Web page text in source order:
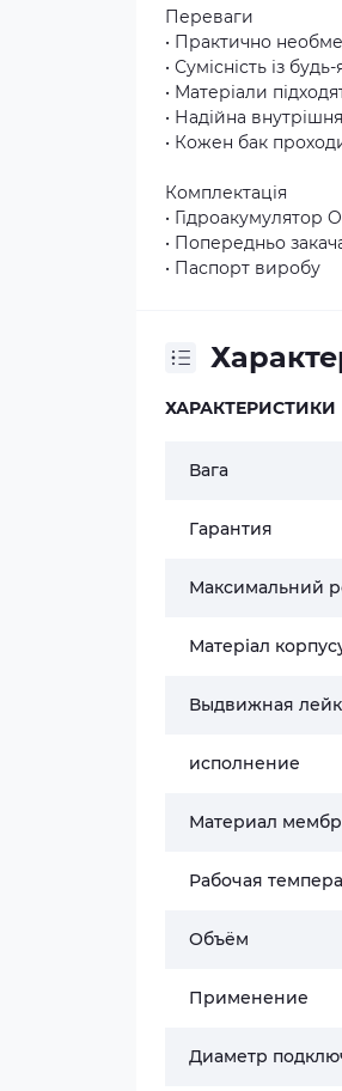
Переваги
• Практично
• Сумісність із
• Матеріали
• Надійна
• Кожен бак
Комплектація
• Гідроакумулятор
• Попередньо
• Паспорт виробу
ХАРАКТЕРИСТИКИ
Вага
Гарантия
Максимальний
Матеріал
Выдвижная
исполнение
Материал
Рабочая
Объём
Применение
Диаметр